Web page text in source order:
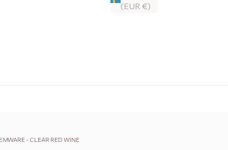
(EUR €)
- CLEAR RED WINE